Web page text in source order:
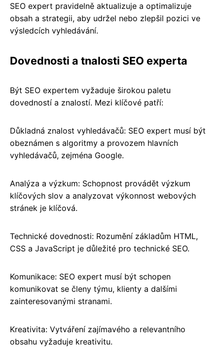
SEO expert pravidelně aktualizuje a optimalizuje
obsah a strategii, aby udržel nebo zlepšil pozici ve
výsledcích vyhledávání.
Dovednosti a tnalosti SEO experta
Být SEO expertem vyžaduje širokou paletu
dovedností a znalostí. Mezi klíčové patří:
Důkladná znalost vyhledávačů: SEO expert musí být
obeznámen s algoritmy a provozem hlavních
vyhledávačů, zejména Google.
Analýza a výzkum: Schopnost provádět výzkum
klíčových slov a analyzovat výkonnost webových
stránek je klíčová.
Technické dovednosti: Rozumění základům HTML,
CSS a JavaScript je důležité pro technické SEO.
Komunikace: SEO expert musí být schopen
komunikovat se členy týmu, klienty a dalšími
zainteresovanými stranami.
Kreativita: Vytváření zajímavého a relevantního
obsahu vyžaduje kreativitu.